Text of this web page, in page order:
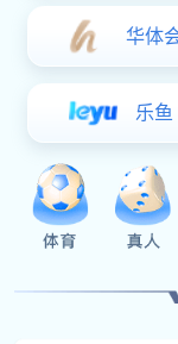
消防水炮：不同场
在消防安全领域，消
对消防水炮的选择
消防水炮控制装置
查呢
消防水炮控制装置
置，对于水炮现场控
绍中已经给大家详细